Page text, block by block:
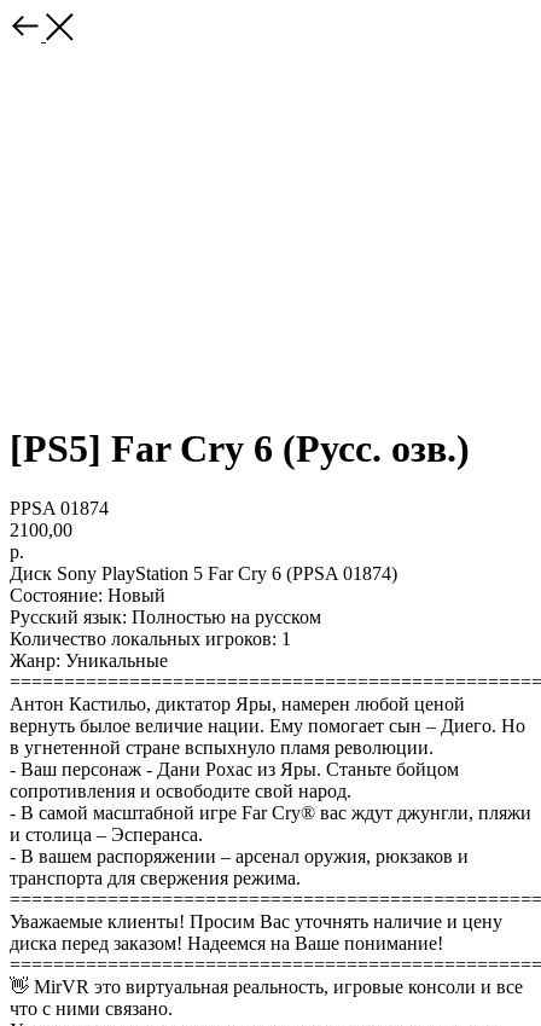
[PS5] Far Cry 6 (Русс. озв.)
PPSA 01874
2100,00
р.
Диск Sony PlayStation 5 Far Cry 6 (PPSA 01874)
Состояние: Новый
Русский язык: Полностью на русском
Количество локальных игроков: 1
Жанр: Уникальные
Антон Кастильо, диктатор Яры, намерен любой ценой
вернуть былое величие нации. Ему помогает сын – Диего. Но
в угнетенной стране вспыхнуло пламя революции.
- Ваш персонаж - Дани Рохас из Яры. Станьте бойцом
сопротивления и освободите свой народ.
- В самой масштабной игре Far Cry® вас ждут джунгли, пляжи
и столица – Эсперанса.
- В вашем распоряжении – арсенал оружия, рюкзаков и
транспорта для свержения режима.
Уважаемые клиенты! Просим Вас уточнять наличие и цену
диска перед заказом! Надеемся на Ваше понимание!
👋 MirVR это виртуальная реальность, игровые консоли и все
что с ними связано.